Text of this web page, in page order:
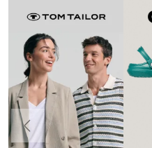
Předchozí